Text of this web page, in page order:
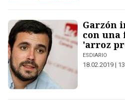
Garzón
con una
'arroz
ESDIARIO
18.02.2019 |